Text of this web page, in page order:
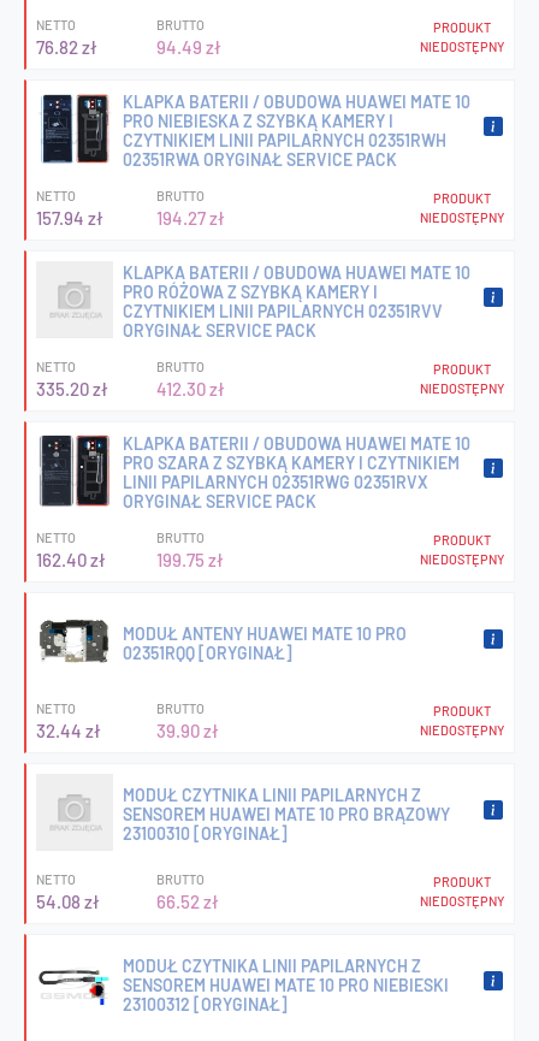
NETTO
76.82 zł
BRUTTO
94.49 zł
PRODUKT
NIEDOSTĘPNY
KLAPKA BATERII / OBUDOWA HUAWEI MATE 10
PRO NIEBIESKA Z SZYBKĄ KAMERY I
CZYTNIKIEM LINII PAPILARNYCH 02351RWH
02351RWA ORYGINAŁ SERVICE PACK
NETTO
157.94 zł
BRUTTO
194.27 zł
PRODUKT
NIEDOSTĘPNY
KLAPKA BATERII / OBUDOWA HUAWEI MATE 10
PRO RÓŻOWA Z SZYBKĄ KAMERY I
CZYTNIKIEM LINII PAPILARNYCH 02351RVV
ORYGINAŁ SERVICE PACK
NETTO
335.20 zł
BRUTTO
412.30 zł
PRODUKT
NIEDOSTĘPNY
KLAPKA BATERII / OBUDOWA HUAWEI MATE 10
PRO SZARA Z SZYBKĄ KAMERY I CZYTNIKIEM
LINII PAPILARNYCH 02351RWG 02351RVX
ORYGINAŁ SERVICE PACK
NETTO
162.40 zł
BRUTTO
199.75 zł
PRODUKT
NIEDOSTĘPNY
MODUŁ ANTENY HUAWEI MATE 10 PRO
02351RQQ [ORYGINAŁ]
NETTO
32.44 zł
BRUTTO
39.90 zł
PRODUKT
NIEDOSTĘPNY
MODUŁ CZYTNIKA LINII PAPILARNYCH Z
SENSOREM HUAWEI MATE 10 PRO BRĄZOWY
23100310 [ORYGINAŁ]
NETTO
54.08 zł
BRUTTO
66.52 zł
PRODUKT
NIEDOSTĘPNY
MODUŁ CZYTNIKA LINII PAPILARNYCH Z
SENSOREM HUAWEI MATE 10 PRO NIEBIESKI
23100312 [ORYGINAŁ]